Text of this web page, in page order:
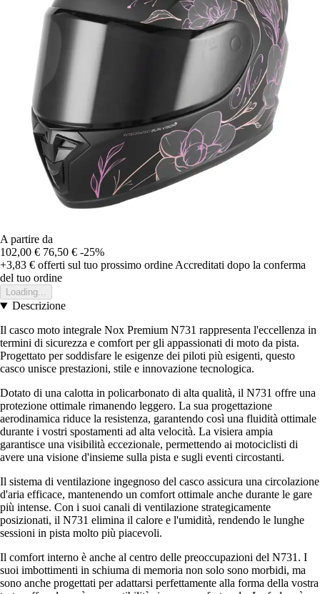
A partire da
102,00 € 76,50 € -25%
+3,83 € offerti sul tuo prossimo ordine Accreditati dopo la conferma
del tuo ordine
Loading...
Descrizione
Il casco moto integrale Nox Premium N731 rappresenta l'eccellenza in
termini di sicurezza e comfort per gli appassionati di moto da pista.
Progettato per soddisfare le esigenze dei piloti più esigenti, questo
casco unisce prestazioni, stile e innovazione tecnologica.
Dotato di una calotta in policarbonato di alta qualità, il N731 offre una
protezione ottimale rimanendo leggero. La sua progettazione
aerodinamica riduce la resistenza, garantendo così una fluidità ottimale
durante i vostri spostamenti ad alta velocità. La visiera ampia
garantisce una visibilità eccezionale, permettendo ai motociclisti di
avere una visione d'insieme sulla pista e sugli eventi circostanti.
Il sistema di ventilazione ingegnoso del casco assicura una circolazione
d'aria efficace, mantenendo un comfort ottimale anche durante le gare
più intense. Con i suoi canali di ventilazione strategicamente
posizionati, il N731 elimina il calore e l'umidità, rendendo le lunghe
sessioni in pista molto più piacevoli.
Il comfort interno è anche al centro delle preoccupazioni del N731. I
suoi imbottimenti in schiuma di memoria non solo sono morbidi, ma
sono anche progettati per adattarsi perfettamente alla forma della vostra